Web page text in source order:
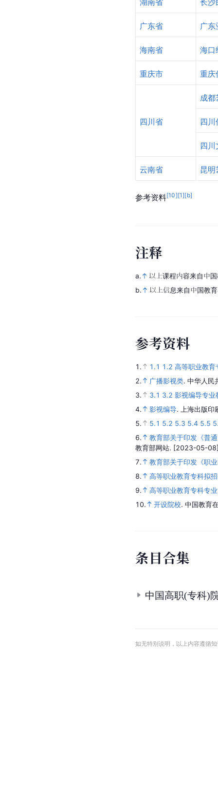
广东省 广
海南省 海口
重庆市 重庆
四川省
成
四
四
云南省 昆明
参考资料[10][1][b]
注释
a.
以上课程内容来自中
b.
以上信息来自中国教
参考资料
1. 1.1 1.2 高等职业教育
2.
广播影视类. 中华人民
3.
3.1 3.2 影视编导专业
4.
影视编导.
上海出版
5.
5.1 5.2 5.3 5.4 5.5
6.
教育部关于印发《普
教育部网站. [2023-05-
7.
教育部关于印发《职
8.
高等职业教育专科拟
9.
高等职业教育专科专
10.
开设院校. 中国教育
条目合集
中国高职(专科)
如无特别说明，以上内容遵循